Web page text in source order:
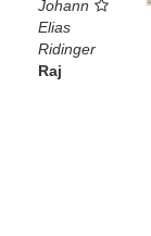
Johann
Elias
Ridinger
Raj